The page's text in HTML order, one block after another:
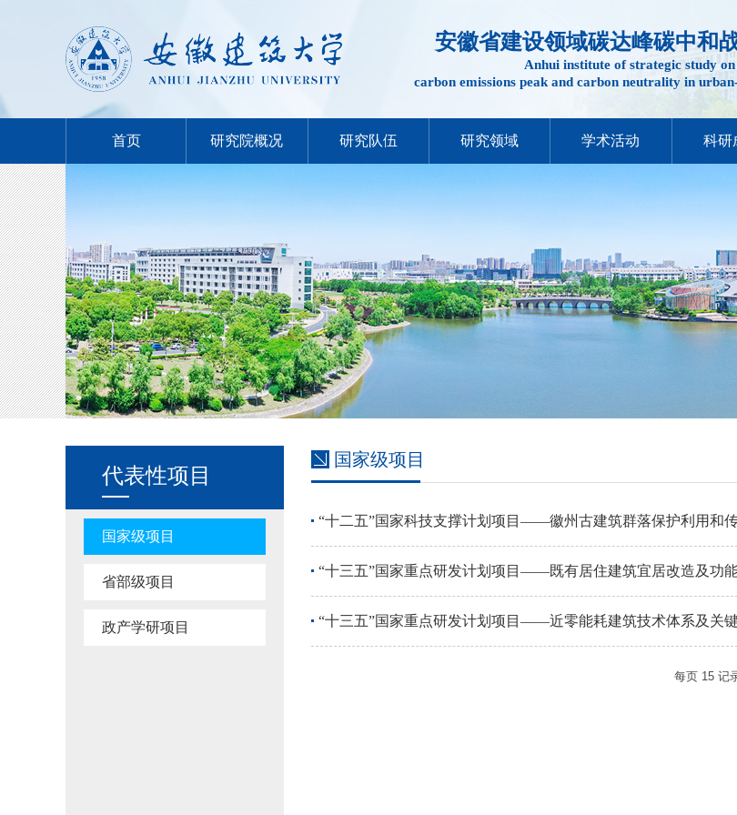
安徽省建设领域碳达峰碳中和
Anhui institute of strategic study on
carbon emissions peak and carbon neutrality in
首页 研究院概况 研究队伍 研究领域 学术活动 科研
代表性项目
国家级项目
省部级项目
政产学研项目
国家级项目
“十二五”国家科技支撑计划项目——徽州古建筑群落保护利用和
“十三五”国家重点研发计划项目——既有居住建筑宜居改造及功
“十三五”国家重点研发计划项目——近零能耗建筑技术体系及关
每页 15 记